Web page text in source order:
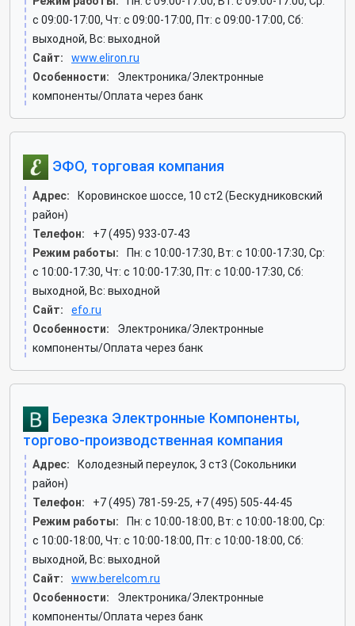
c 09:00-17:00, Чт: c 09:00-17:00, Пт: c 09:00-17:00, Сб:
выходной, Вс: выходной
Сайт:
www.eliron.ru
Особенности:
Электроника/Электронные
компоненты/Оплата через банк
ЭФО, торговая компания
Адрес:
Коровинское шоссе, 10 ст2 (Бескудниковский
район)
Телефон:
+7 (495) 933-07-43
Режим работы:
Пн: c 10:00-17:30, Вт: c 10:00-17:30, Ср:
c 10:00-17:30, Чт: c 10:00-17:30, Пт: c 10:00-17:30, Сб:
выходной, Вс: выходной
Сайт:
efo.ru
Особенности:
Электроника/Электронные
компоненты/Оплата через банк
Березка Электронные Компоненты,
торгово-производственная компания
Адрес:
Колодезный переулок, 3 ст3 (Сокольники
район)
Телефон:
+7 (495) 781-59-25, +7 (495) 505-44-45
Режим работы:
Пн: c 10:00-18:00, Вт: c 10:00-18:00, Ср:
c 10:00-18:00, Чт: c 10:00-18:00, Пт: c 10:00-18:00, Сб:
выходной, Вс: выходной
Сайт:
www.berelcom.ru
Особенности:
Электроника/Электронные
компоненты/Оплата через банк